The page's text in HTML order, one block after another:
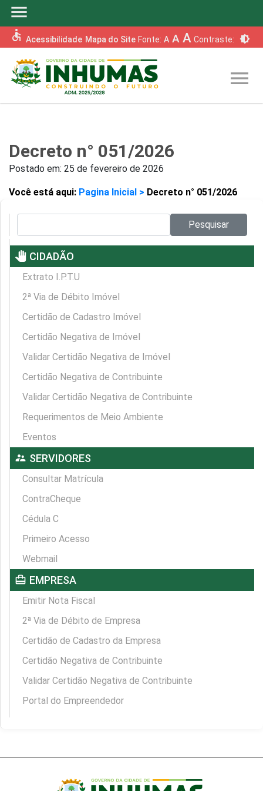
menu
accessible Acessibilidade Mapa do Site Fonte: A A A Contraste: brightness_6
menu
Decreto n° 051/2026
Postado em: 25 de fevereiro de 2026
Você está aqui: Pagina Inicial > Decreto n° 051/2026
Pesquisar
pan_tool CIDADÃO
Extrato I.P.T.U
2ª Via de Débito Imóvel
Certidão de Cadastro Imóvel
Certidão Negativa de Imóvel
Validar Certidão Negativa de Imóvel
Certidão Negativa de Contribuinte
Validar Certidão Negativa de Contribuinte
Requerimentos de Meio Ambiente
Eventos
supervisor_account SERVIDORES
Consultar Matrícula
ContraCheque
Cédula C
Primeiro Acesso
Webmail
card_travel EMPRESA
Emitir Nota Fiscal
2ª Via de Débito de Empresa
Certidão de Cadastro da Empresa
Certidão Negativa de Contribuinte
Validar Certidão Negativa de Contribuinte
Portal do Empreendedor